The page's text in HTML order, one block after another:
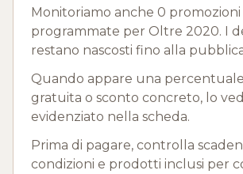
Monitoriamo anche 0 promozioni
programmate per Oltre 2020. I
restano nascosti fino alla
Quando appare una
gratuita o sconto concreto, lo
evidenziato nella scheda.
Prima di pagare, controlla
condizioni e prodotti inclusi per